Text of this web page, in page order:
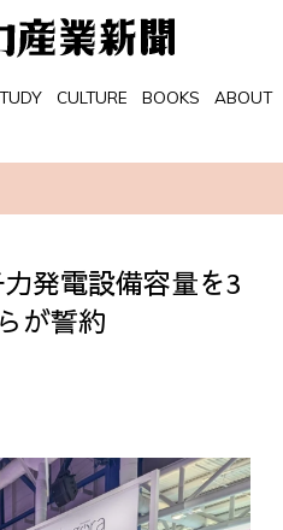
CULTURE BOOKS ABOUT
発電設備容量を3
が誓約